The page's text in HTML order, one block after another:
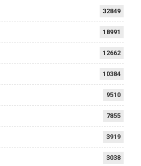
32849
18991
12662
10384
9510
7855
3919
3038